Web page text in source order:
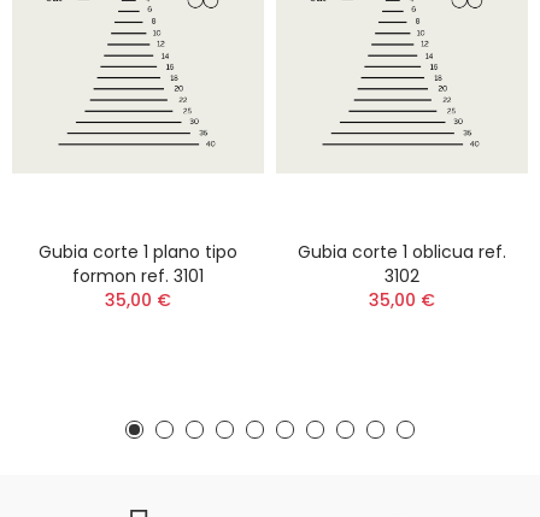
Gubia corte 1 plano tipo
formon ref. 3101
35,00 €
Gubia corte 1 oblicua ref.
3102
35,00 €